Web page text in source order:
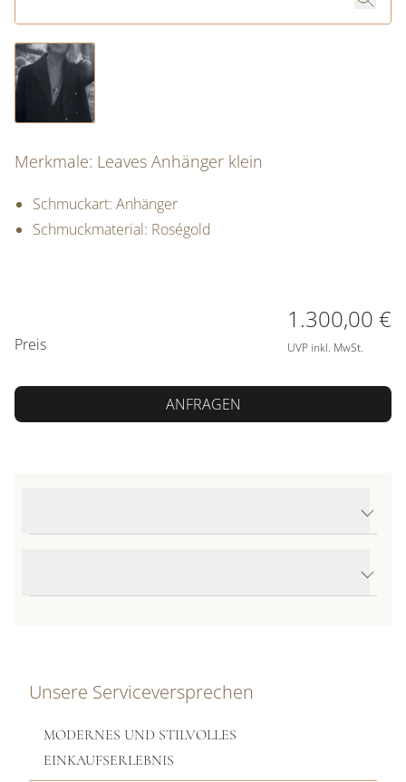
Merkmale: Leaves Anhänger klein
Schmuckart: Anhänger
Schmuckmaterial: Roségold
Preis
1.300,00 €
UVP inkl. MwSt.
ANFRAGEN
Unsere Serviceversprechen
MODERNES UND STILVOLLES
EINKAUFSERLEBNIS